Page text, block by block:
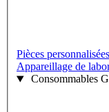
Pièces
Appareillage de
Consommables